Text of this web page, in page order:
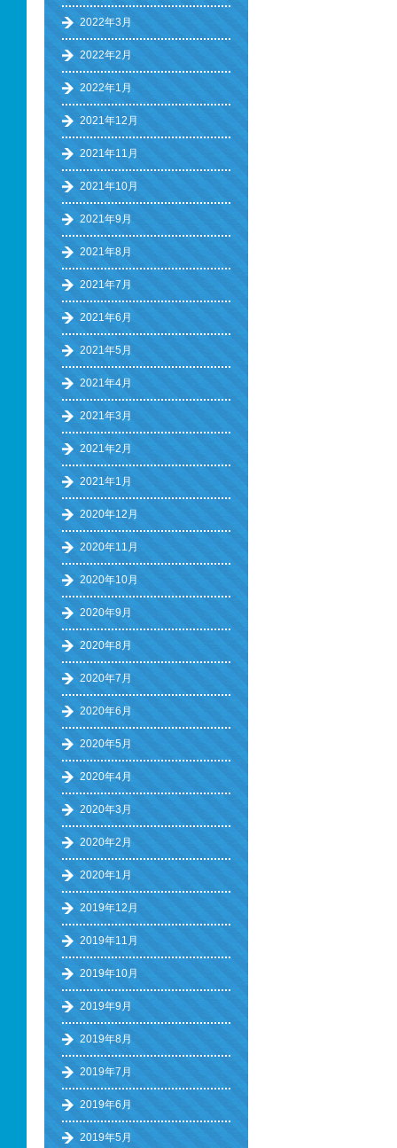
2022年3月
2022年2月
2022年1月
2021年12月
2021年11月
2021年10月
2021年9月
2021年8月
2021年7月
2021年6月
2021年5月
2021年4月
2021年3月
2021年2月
2021年1月
2020年12月
2020年11月
2020年10月
2020年9月
2020年8月
2020年7月
2020年6月
2020年5月
2020年4月
2020年3月
2020年2月
2020年1月
2019年12月
2019年11月
2019年10月
2019年9月
2019年8月
2019年7月
2019年6月
2019年5月